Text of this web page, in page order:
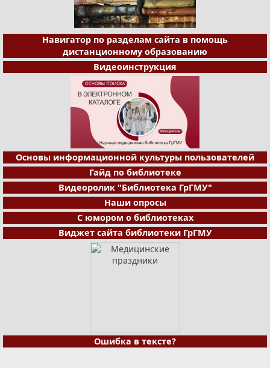
Навигатор по разделам сайта в помощь
дистанционному образованию
Видеоинструкция
Основы информационной культуры пользователей
Гайд по библиотеке
Видеоролик "Библиотека ГрГМУ"
Наши опросы
С юмором о библиотеках
Виджет сайта библиотеки ГрГМУ
Ошибка в тексте?